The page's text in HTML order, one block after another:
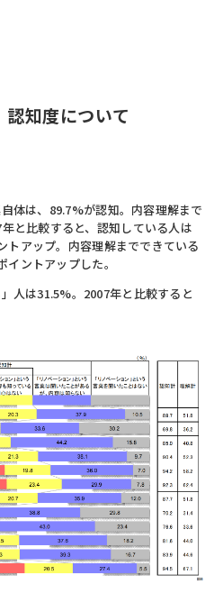
認知度について
体は、89.7%が認知。内容理解まで
と比較すると、認知している人は
トアップ。内容理解までできている
ントアップした。
人は31.5%。2007年と比較すると